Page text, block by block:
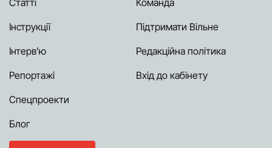
Інструкції
Інтерв’ю
Репортажі
Спецпроекти
Блог
Підтримати Вільне
Редакційна політика
Вхід до кабінету